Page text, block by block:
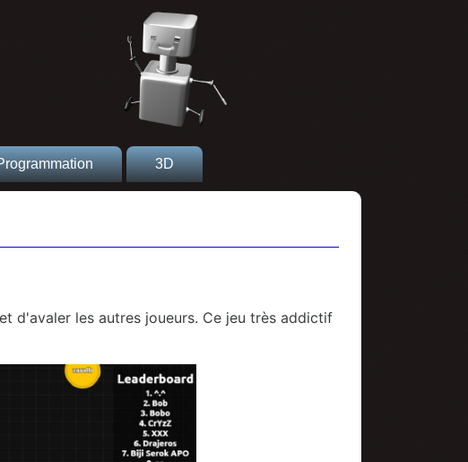
3D
d'avaler les autres joueurs. Ce jeu très addictif